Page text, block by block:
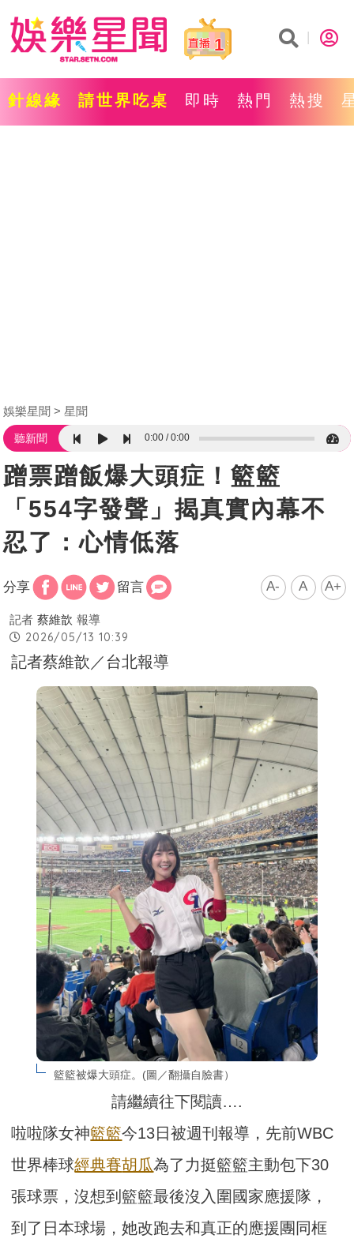
1
針線緣 請世界吃桌 即時 熱門 熱搜
娛樂星聞 星聞
聽新聞 0:00 0:00
蹭票蹭飯爆大頭症！籃籃
「554字發聲」揭真實內幕不
忍了：心情低落
分享 留言 A- A A+
記者 蔡維歆 報導
2026/05/13 10:39
記者蔡維歆／台北報導
籃籃被爆大頭症。(圖／翻攝自臉書）
請繼續往下閱讀….
啦啦隊女神籃籃今13日被週刊報導，先前WBC
世界棒球經典賽胡瓜為了力挺籃籃主動包下30
張球票，沒想到籃籃最後沒入圍國家應援隊，
到了日本球場，她改跑去和真正的應援團同框